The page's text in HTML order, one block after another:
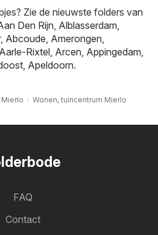
Zie de nieuwste folders van
Den Rijn, Alblasserdam,
, Abcoude, Amerongen,
Aarle-Rixtel, Arcen, Appingedam,
, Apeldoorn.
Wonen, tuincentrum Mierlo
FAQ
Contact